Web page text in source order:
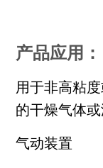
产品应用：
用于非高粘
的干燥气体
气动装置